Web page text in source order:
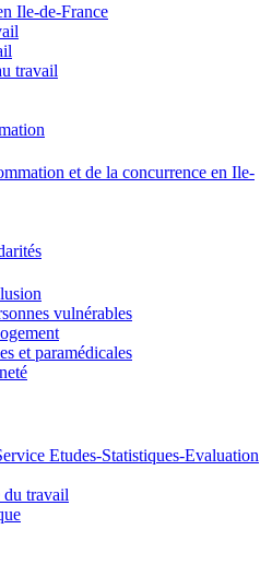
Ile-de-France
travail
et de la concurrence en Ile-
vulnérables
et paramédicales
Etudes-Statistiques-Evaluation
du travail